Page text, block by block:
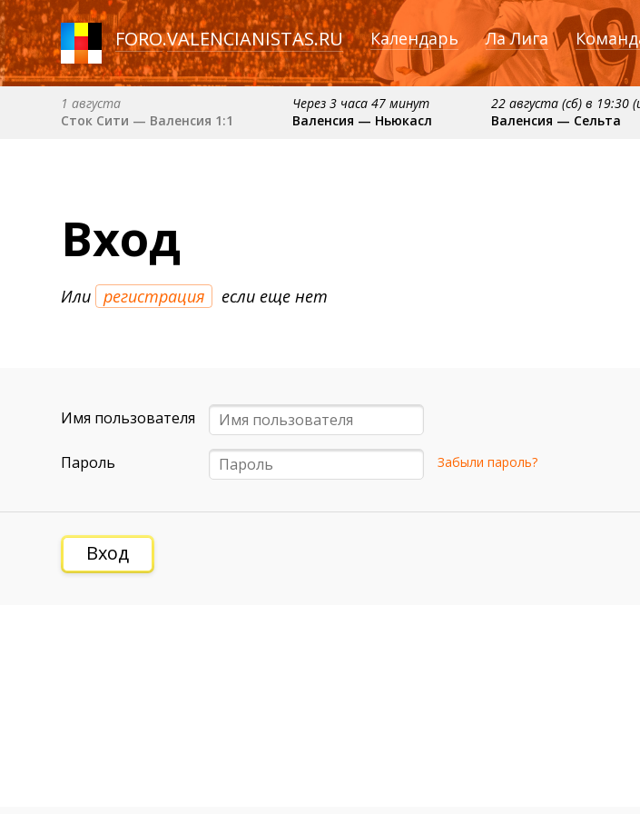
FORO.VALENCIANISTAS.RU Календарь Ла Лига
1 августа
Сток Сити — Валенсия 1:1
Через 3 часа 47 минут
Валенсия — Ньюкасл
22 августа (сб) в 19:30
Валенсия — Сельта
Валенсия — Атлетик
Вход
Или регистрация если еще нет
Имя пользователя
Пароль Забыли пароль?